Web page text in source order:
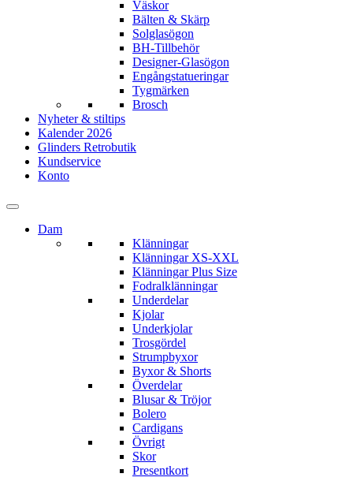
Väskor
Bälten & Skärp
Solglasögon
BH-Tillbehör
Designer-Glasögon
Engångstatueringar
Tygmärken
Brosch
Nyheter & stiltips
Kalender 2026
Glinders Retrobutik
Kundservice
Konto
Dam
Klänningar
Klänningar XS-XXL
Klänningar Plus Size
Fodralklänningar
Underdelar
Kjolar
Underkjolar
Trosgördel
Strumpbyxor
Byxor & Shorts
Överdelar
Blusar & Tröjor
Bolero
Cardigans
Övrigt
Skor
Presentkort